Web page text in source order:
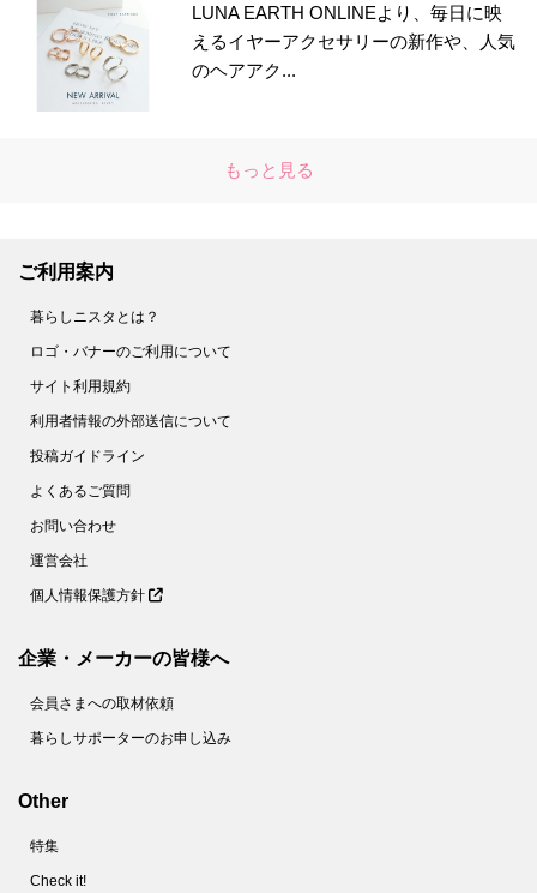
LUNA EARTH ONLINEより、毎日に映
えるイヤーアクセサリーの新作や、人気
のヘアアク...
もっと見る
ご利用案内
暮らしニスタとは？
ロゴ・バナーのご利用について
サイト利用規約
利用者情報の外部送信について
投稿ガイドライン
よくあるご質問
お問い合わせ
運営会社
個人情報保護方針
企業・メーカーの皆様へ
会員さまへの取材依頼
暮らしサポーターのお申し込み
Other
特集
Check it!